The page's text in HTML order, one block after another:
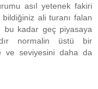
asıl yetenek fakiri
ali turanı falan
bu kadar geç piyasaya
normalin üstü bir
ve seviyesini daha da